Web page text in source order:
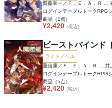
齋藤幸一／Ｆ．Ｅ．Ａ．Ｒ．,
ログインテーブルトークRPG
商品（1 点）
¥2,420 (税込)
ビーストバインド
ライトノベル
重信康／Ｆ．Ｅ．Ａ．Ｒ．, 井
ログインテーブルトークRPG
商品（5点）
¥2,420 (税込)